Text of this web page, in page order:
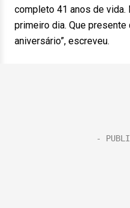
completo 41 anos de vida.
primeiro dia. Que presente
aniversário”, escreveu.